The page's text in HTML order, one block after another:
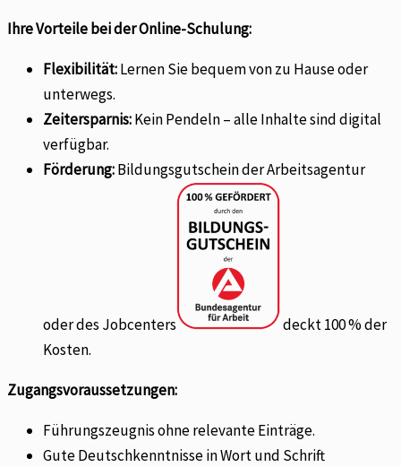
Ihre Vorteile bei der Online-Schulung:
Flexibilität:Lernen Sie bequem von zu Hause oder
unterwegs.
Zeitersparnis:Kein Pendeln – alle Inhalte sind digital
verfügbar.
Förderung:Bildungsgutschein der Arbeitsagentur
oder des Jobcenters
deckt 100 % der
Kosten.
Zugangsvoraussetzungen:
Führungszeugnis ohne relevante Einträge.
Gute Deutschkenntnisse in Wort und Schrift